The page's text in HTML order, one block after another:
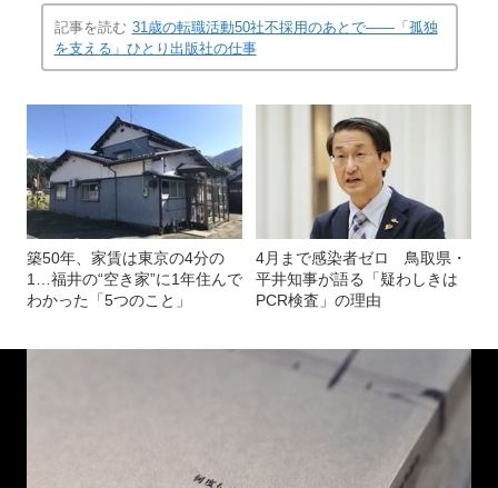
記事を読む 31歳の転職活動50社不採用のあとで――「孤独
を支える」ひとり出版社の仕事
築50年、家賃は東京の4分の
1…福井の“空き家”に1年住んで
わかった「5つのこと」
4月まで感染者ゼロ 鳥取県・
平井知事が語る「疑わしきは
PCR検査」の理由